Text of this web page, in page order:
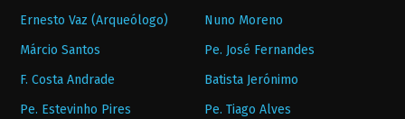
Ernesto Vaz (Arqueólogo)
Nuno Moreno
Márcio Santos
Pe. José Fernandes
F. Costa Andrade
Batista Jerónimo
Pe. Estevinho Pires
Pe. Tiago Alves